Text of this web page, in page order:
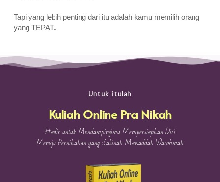
Tapi yang lebih penting dari itu adalah kamu memilih orang
yang TEPAT..
Untuk itulah
Kuliah Online Pra Nikah
Hadir untuk Mendampingimu Mempersiapkan Diri
Menuju Pernikahan yang Sakinah Mawaddah Warohmah